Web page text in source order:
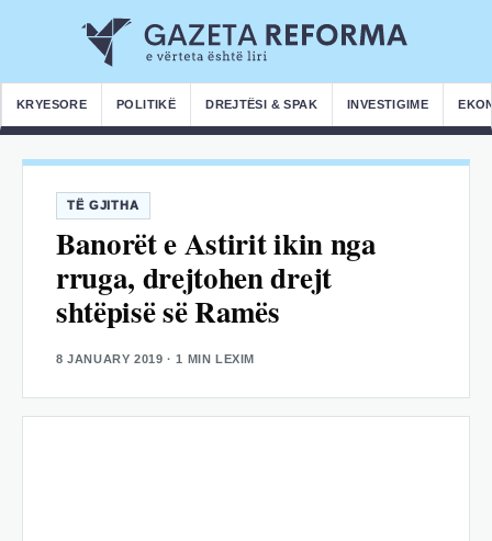
KRYESORE POLITIKË DREJTËSI & SPAK INVESTIGIME
TË GJITHA
Banorët e Astirit ikin nga
rruga, drejtohen drejt
shtëpisë së Ramës
8 JANUARY 2019 · 1 MIN LEXIM